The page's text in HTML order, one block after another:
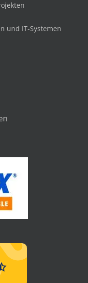
und IT-Systemen